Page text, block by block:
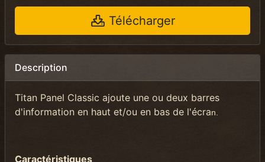
Télécharger
Description
Titan Panel Classic ajoute une ou deux barres
d'information en haut et/ou en bas de l'écran.
Caractéristiques